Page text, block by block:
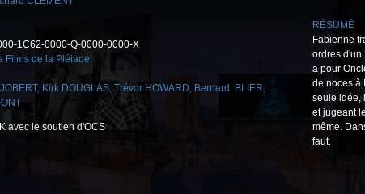
1C62-0000-Q-0000-0000-X
Films de la Pléiade
, Kirk DOUGLAS, Trévor HOWARD, Bernard BLIER,
avec le soutien d'OCS
RÉSUMÉ
Fabienne
ordres d'un
a pour
de noces à
seule idée,
et jugeant
même.
faut.